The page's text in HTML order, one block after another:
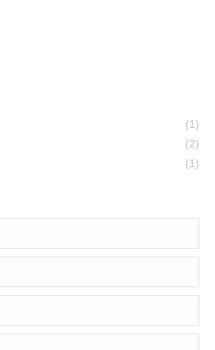
(1)
(2)
(1)